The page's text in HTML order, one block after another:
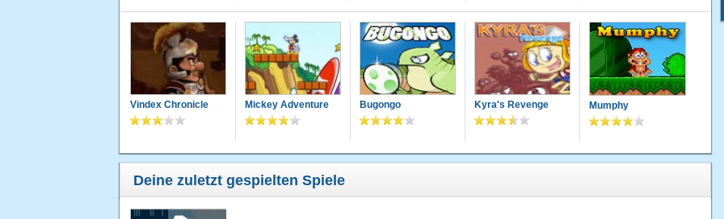
Vindex Chronicle Mickey Adventure Bugongo Kyra's Revenge Mumphy
Deine zuletzt gespielten Spiele